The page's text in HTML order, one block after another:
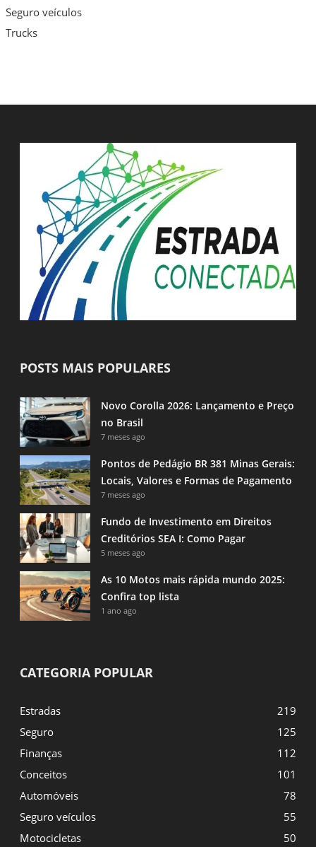
Seguro veículos
Trucks
POSTS MAIS POPULARES
Novo Corolla 2026: Lançamento e Preço
no Brasil
7 meses ago
Pontos de Pedágio BR 381 Minas Gerais:
Locais, Valores e Formas de Pagamento
7 meses ago
Fundo de Investimento em Direitos
Creditórios SEA I: Como Pagar
5 meses ago
As 10 Motos mais rápida mundo 2025:
Confira top lista
1 ano ago
CATEGORIA POPULAR
Estradas
219
Seguro
125
Finanças
112
Conceitos
101
Automóveis
78
Seguro veículos
55
Motocicletas
50